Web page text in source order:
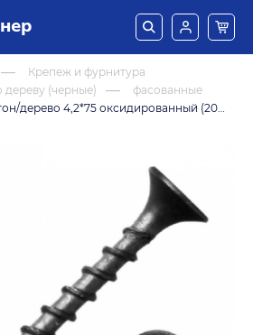
Крепеж и фурнитура
дереву (черные)
фасованные
Саморез гипсокартон/дерево 4,2*75 оксидированный (200 штук)